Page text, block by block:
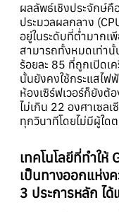
ผลลัพธ์เชิงประจักษ์คื
ประมวลผลกลาง
อยู่ในระดับที่ต่ำมากเ
สามารถทั้งหมดเท่า
ร้อยละ 85 ที่ถูกเปิดเค
นั้นยังคงใช้กระแสไฟ
ห้องเซิร์ฟเวอร์ก็ยัง
ไม่เกิน 22 องศาเซล
ทุกวินาทีโดยไม่มีผู้ใด
เทคโนโลยีที่ทำใ
เป็นทางออกแห่ง
3 ประการหลัก ได้